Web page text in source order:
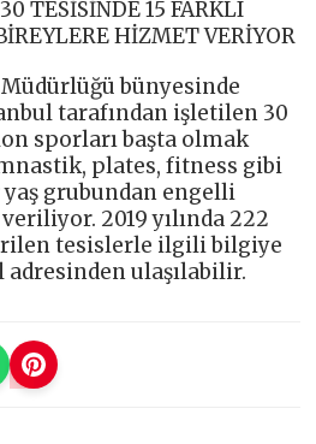
TESİSİNDE 15 FARKLI
HİZMET VERİYOR
bünyesinde
tarafından işletilen 30
sporları başta olmak
plates, fitness gibi
yaş grubundan engelli
2019 yılında 222
tesislerle ilgili bilgiye
ulaşılabilir.